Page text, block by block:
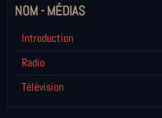
NOM - MÉDIAS
Introduction
Radio
Télévision